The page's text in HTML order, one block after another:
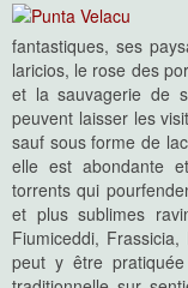
fantastiques, ses
laricios, le rose des
et la sauvagerie de
peuvent laisser les
sauf sous forme de
elle est abondante
torrents qui
et plus sublimes
Fiumiceddi,
peut y être